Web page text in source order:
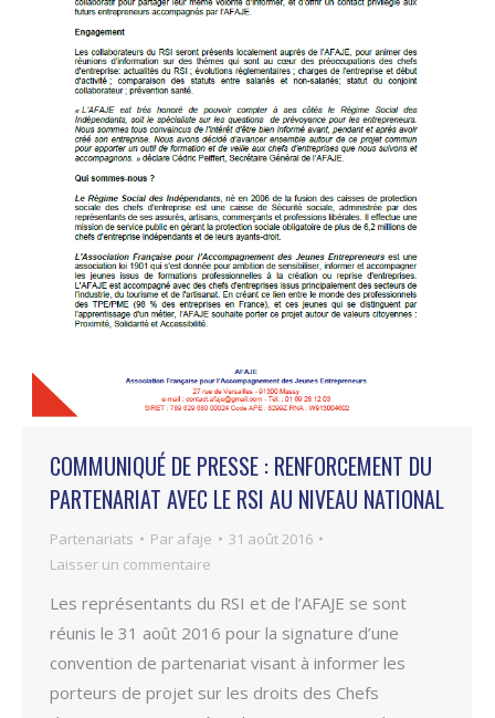
COMMUNIQUÉ DE PRESSE : RENFORCEMENT DU
PARTENARIAT AVEC LE RSI AU NIVEAU NATIONAL
Partenariats Par afaje
31 août 2016
Laisser un commentaire
Les représentants du RSI et de l’AFAJE se sont
réunis le 31 août 2016 pour la signature d’une
convention de partenariat visant à informer les
porteurs de projet sur les droits des Chefs